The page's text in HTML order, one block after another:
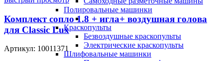
Полировальные машинки
Краскопульты
Безвоздушные краскопульты
Электрические краскопульты
Шлифовальные машинки
Комплект сопло 1.8 + игла+ воздушная голова
для Classic Lux
Артикул: 10011371